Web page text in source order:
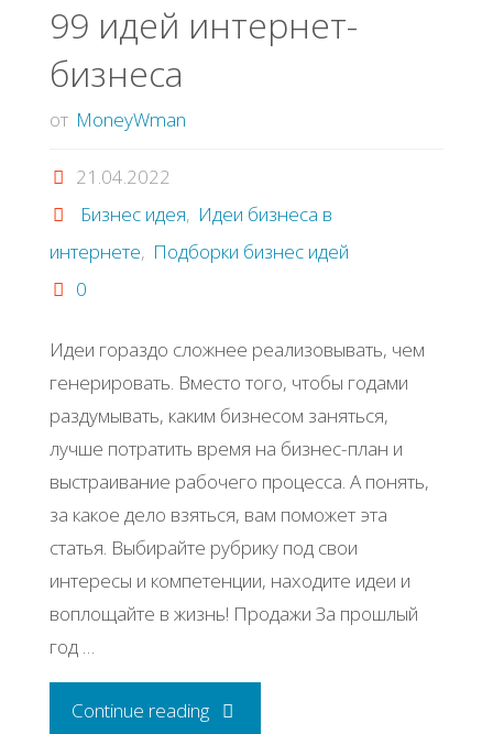
99 идей интернет-
бизнеса
от MoneyWman
21.04.2022
Бизнес идея, Идеи бизнеса в
интернете, Подборки бизнес идей
0
Идеи гораздо сложнее реализовывать, чем
генерировать. Вместо того, чтобы годами
раздумывать, каким бизнесом заняться,
лучше потратить время на бизнес-план и
выстраивание рабочего процесса. А понять,
за какое дело взяться, вам поможет эта
статья. Выбирайте рубрику под свои
интересы и компетенции, находите идеи и
воплощайте в жизнь! Продажи За прошлый
год …
Continue reading"99